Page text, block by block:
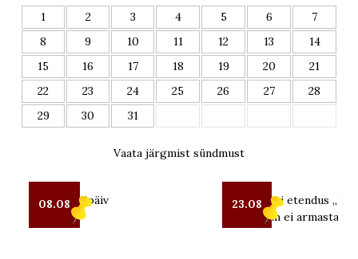
1 2 3 4 5 6
7
8
9 10 11 12 13
14
15
16 17 18 19 20
21
22
23 24 25 26 27
28
29
30 31
Vaata järgmist sündmust
08.08
Seto Kostipäiv 23.08
OUT teatri etendus „Kui
mind enam ei armasta“